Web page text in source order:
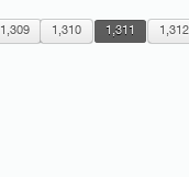
1,309 1,310 1,311 1,312